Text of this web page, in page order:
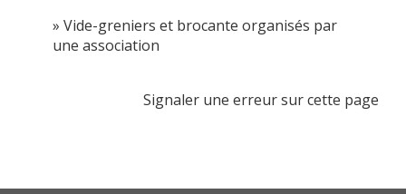
Vide-greniers et brocante organisés par
une association
Signaler une erreur sur cette page